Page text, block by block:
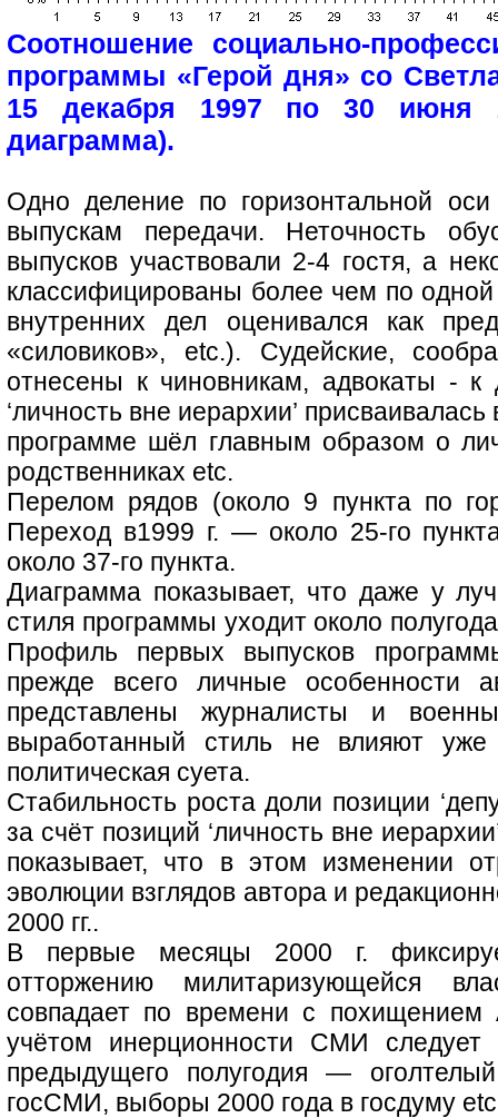
Соотношение социально-
программы «Герой дня» со
15 декабря 1997 по 30 июня
диаграмма).
Одно деление по горизонтальной
выпускам передачи. Неточность
выпусков участвовали 2-4 гостя, а
классифицированы более чем по
внутренних дел оценивался как
«силовиков», etc.). Судейские,
отнесены к чиновникам, адвокаты - к
‘личность вне иерархии’
программе шёл главным образом о
родственниках etc.
Перелом рядов (около 9 пункта по
Переход в1999 г. — около 25-го
около 37-го пункта.
Диаграмма показывает, что даже у
стиля программы уходит около
Профиль первых выпусков
прежде всего личные особенности
представлены журналисты и
выработанный стиль не влияют
политическая суета.
Стабильность роста доли позиции
за счёт позиций ‘личность вне
показывает, что в этом изменении
эволюции взглядов автора и
2000 гг..
В первые месяцы 2000 г.
отторжению милитаризующейся
совпадает по времени с похищением
учётом инерционности СМИ следует
предыдущего полугодия —
госСМИ, выборы 2000 года в госдуму